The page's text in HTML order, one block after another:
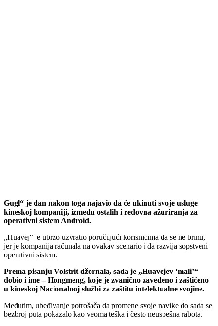
Gugl“ je dan nakon toga najavio da će ukinuti svoje usluge
kineskoj kompaniji, između ostalih i redovna ažuriranja za
operativni sistem Android.
„Huavej“ je ubrzo uzvratio poručujući korisnicima da se ne brinu,
jer je kompanija računala na ovakav scenario i da razvija sopstveni
operativni sistem.
Prema pisanju Volstrit džornala, sada je „Huavejev ‘mali’“
dobio i ime – Hongmeng, koje je zvanično zavedeno i zaštićeno
u kineskoj Nacionalnoj službi za zaštitu intelektualne svojine.
Međutim, ubeđivanje potrošača da promene svoje navike do sada se
bezbroj puta pokazalo kao veoma teška i često neuspešna rabota.